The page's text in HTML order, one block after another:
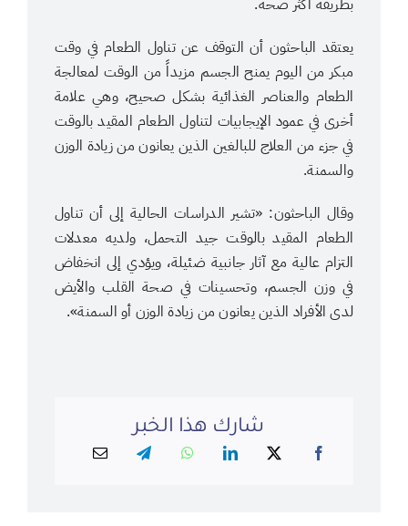
بطريقة أكثر صحة.
يعتقد الباحثون أن التوقف عن تناول الطعام في وقت
مبكر من اليوم يمنح الجسم مزيداً من الوقت لمعالجة
الطعام والعناصر الغذائية بشكل صحيح، وهي علامة
أخرى في عمود الإيجابيات لتناول الطعام المقيد بالوقت
في جزء من العلاج للبالغين الذين يعانون من زيادة الوزن
والسمنة.
وقال الباحثون: «تشير الدراسات الحالية إلى أن تناول
الطعام المقيد بالوقت جيد التحمل، ولديه معدلات
التزام عالية مع آثار جانبية ضئيلة، ويؤدي إلى انخفاض
في وزن الجسم، وتحسينات في صحة القلب والأيض
لدى الأفراد الذين يعانون من زيادة الوزن أو السمنة».
شارك هذا الخبر